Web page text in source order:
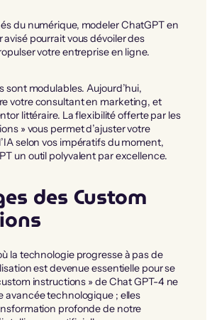
du numérique, modeler ChatGPT en
pourrait vous dévoiler des
votre entreprise en ligne.
sont modulables. Aujourd’hui,
votre consultant en marketing, et
littéraire. La flexibilité offerte par les
» vous permet d’ajuster votre
selon vos impératifs du moment,
un outil polyvalent par excellence.
des Custom
la technologie progresse à pas de
est devenue essentielle pour se
instructions » de Chat GPT-4 ne
avancée technologique ; elles
profonde de notre